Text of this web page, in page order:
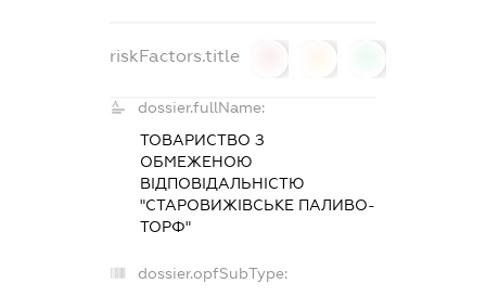
riskFactors.title
dossier.fullName:
ТОВАРИСТВО З
ОБМЕЖЕНОЮ
ВІДПОВІДАЛЬНІСТЮ
"СТАРОВИЖІВСЬКЕ ПАЛИВО-
ТОРФ"
dossier.opfSubType: